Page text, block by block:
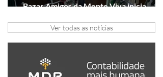
Bazar Amigos da Mente Viva inicia
Ver todas as notícias